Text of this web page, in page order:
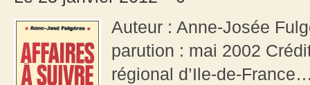
Auteur : Anne-Josée
parution : mai 2002
régional d’Ile-de-